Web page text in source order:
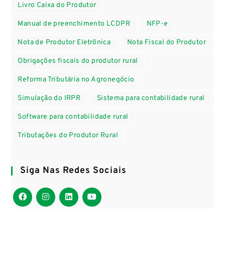
Livro Caixa do Produtor
Manual de preenchimento LCDPR NFP-e
Nota de Produtor Eletrônica Nota Fiscal do Produtor
Obrigações fiscais do produtor rural
Reforma Tributária no Agronegócio
Simulação do IRPR Sistema para contabilidade rural
Software para contabilidade rural
Tributações do Produtor Rural
Siga Nas Redes Sociais